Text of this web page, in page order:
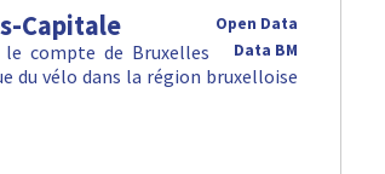
Capitale
Open Data
Data BM
compte de Bruxelles
du vélo dans la région bruxelloise